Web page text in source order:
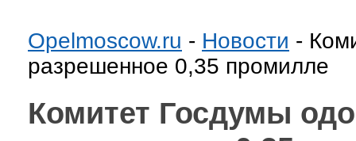
Opelmoscow.ru - Новости -
разрешенное 0,35 промилле
Комитет Госдумы